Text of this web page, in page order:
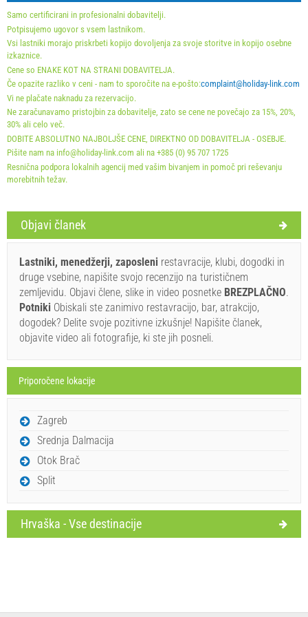
Holiday-Link plača: 15. sep. 2025 - 31. dec. 2026 / - 10
%
Obvezno:
za_person), Prijava gostov (01.01 - 30.06. / 01.09. - 31.12.):
5 EUR (once - za_person)
Pravila in pogoji dobavitelja
Rezervirajte in počakajte na potrditev
Če ne želite rezervirati vnaprej in imate dodatna vprašanja,
jih zapišite spodaj in kliknite "Pošlji povpraševanje".
Samo certificirani in profesionalni dobavitelji.
Potpisujemo ugovor s vsem lastnikom.
Vsi lastniki morajo priskrbeti kopijo dovoljenja za svoje storitve in kopijo osebne
izkaznice.
Cene so ENAKE KOT NA STRANI DOBAVITELJA.
Če opazite razliko v ceni - nam to sporočite na e-pošto:complaint@holiday-link.com
Vi ne plačate naknadu za rezervacijo.
Ne zaračunavamo pristojbin za dobavitelje, zato se cene ne povečajo za 15%, 20%,
30% ali celo več.
DOBITE ABSOLUTNO NAJBOLJŠE CENE, DIREKTNO OD DOBAVITELJA - OSEBJE.
Pišite nam na info@holiday-link.com ali na +385 (0) 95 707 1725
Resnična podpora lokalnih agencij med vašim bivanjem in pomoč pri reševanju
morebitnih težav.
Objavi članek
Lastniki, menedžerji, zaposleni restavracije, klubi, dogodki in
druge vsebine, napišite svojo recenzijo na turističnem
zemljevidu. Objavi člene, slike in video posnetke BREZPLAČNO.
Potniki Obiskali ste zanimivo restavracijo, bar, atrakcijo,
dogodek? Delite svoje pozitivne izkušnje! Napišite članek,
objavite video ali fotografije, ki ste jih posneli.
Priporočene lokacije
Zagreb
Srednja Dalmacija
Otok Brač
Split
Hrvaška - Vse destinacije